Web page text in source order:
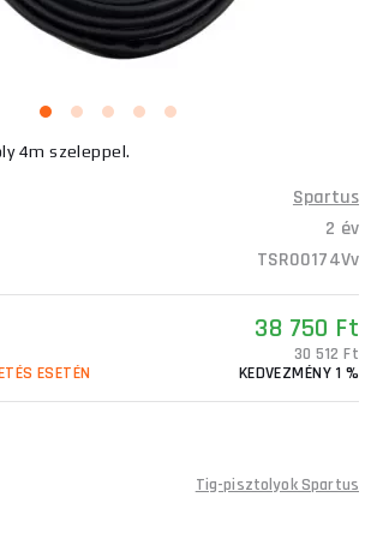
4m szeleppel.
Spartus
2 év
TSR00174Vv
38 750 Ft
30 512 Ft
ESETÉN
KEDVEZMÉNY 1 %
Tig-pisztolyok Spartus